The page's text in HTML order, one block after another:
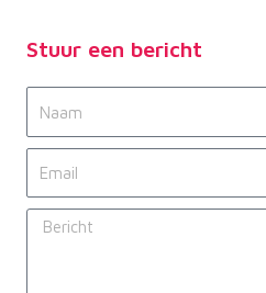
Stuur een bericht